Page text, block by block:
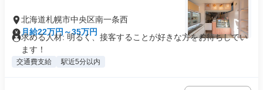
北海道札幌市中央区南一条西
月給22万円～35万円
求める人材: 明るく、接客することが好きな方をお待ちしてい
ます！
交通費支給 駅近5分以内